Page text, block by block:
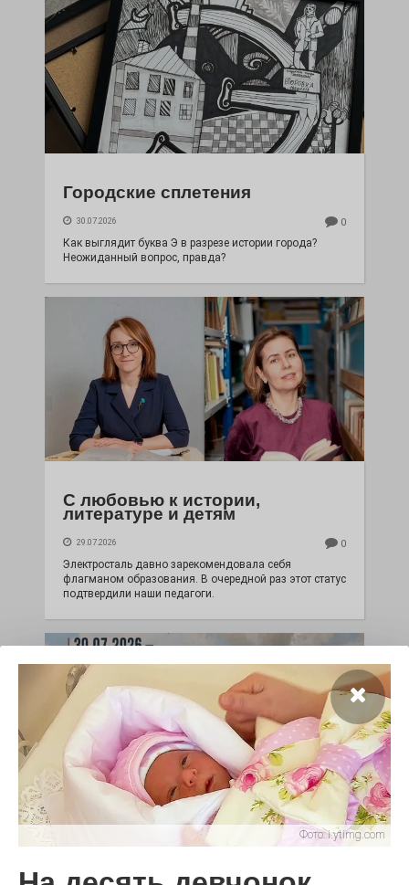
Городские сплетения
30.07.2026 0
Как выглядит буква Э в разрезе истории города?
Неожиданный вопрос, правда?
С любовью к истории,
литературе и детям
29.07.2026 0
Электросталь давно зарекомендовала себя
флагманом образования. В очередной раз этот статус
подтвердили наши педагоги.
Чувство Родины — одно на
всех
28.07.2026
Фото:i.ytimg.com